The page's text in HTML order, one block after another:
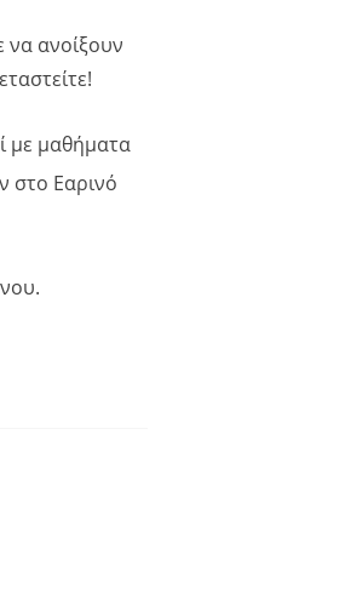
να ανοίξουν
με μαθήματα
στο Εαρινό